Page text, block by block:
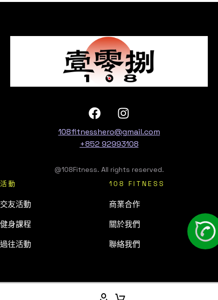
108fitnesshero@gmail.com
+852 92993108
@108Fitness. All rights reserved.
活動
交友活動
健身課程
過往活動
108 FITNESS
商業合作
關於我們
聯絡我們